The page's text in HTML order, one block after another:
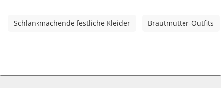
Schlankmachende festliche Kleider Brautmutter-Outfits